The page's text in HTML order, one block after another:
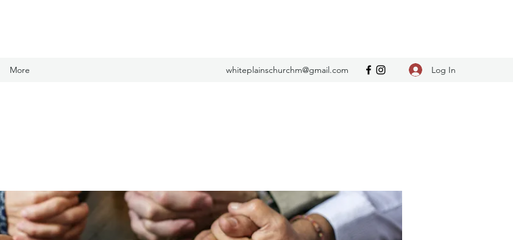
More whiteplainschurchm@gmail.com Log In